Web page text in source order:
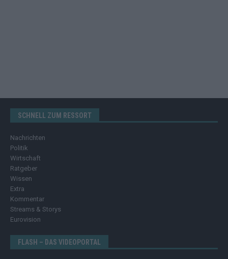
SCHNELL ZUM RESSORT
Nachrichten
Politik
Wirtschaft
Ratgeber
Wissen
Extra
Kommentar
Streams & Storys
Eurovision
FLASH – DAS VIDEOPORTAL